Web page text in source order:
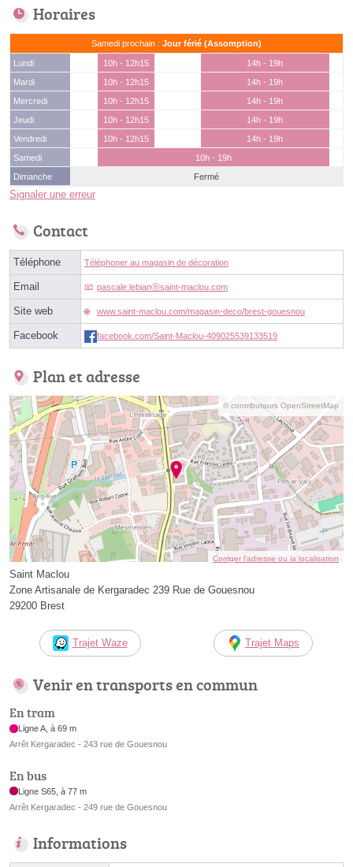
Horaires
Samedi prochain : Jour férié (Assomption)
Lundi 10h - 12h15
14h - 19h
Mardi
10h - 12h15
14h - 19h
Mercredi
10h - 12h15
14h - 19h
Jeudi
10h - 12h15
14h - 19h
Vendredi
10h - 12h15
14h - 19h
Samedi
10h - 19h
Dimanche
Fermé
Signaler une erreur
Contact
Téléphone Téléphoner au magasin de décoration
Email pascale.lebianⓐsaint-maclou.com
Site web www.saint-maclou.com/magasin-deco/brest-gouesnou
Facebook facebook.com/Saint-Maclou-409025539133519
Plan et adresse
© contributeurs OpenStreetMap
Corriger l’adresse ou la localisation
Saint Maclou
Zone Artisanale de Kergaradec 239 Rue de Gouesnou
29200 Brest
Trajet Waze Trajet Maps
Venir en transports en commun
En tram
Ligne A, à 69 m
Arrêt Kergaradec - 243 rue de Gouesnou
En bus
Ligne S65, à 77 m
Arrêt Kergaradec - 249 rue de Gouesnou
Informations